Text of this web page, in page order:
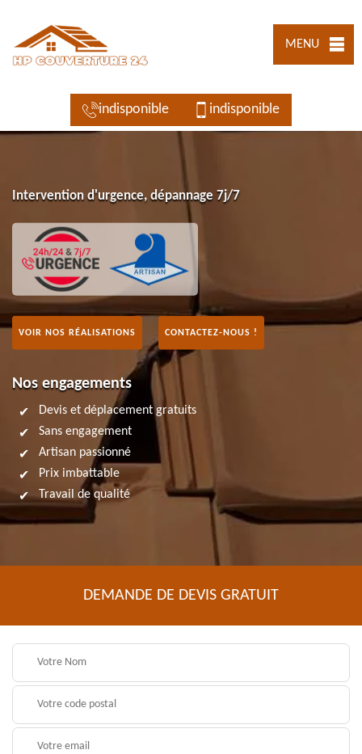
MENU
indisponible indisponible
Intervention d'urgence, dépannage 7j/7
VOIR NOS RÉALISATIONS CONTACTEZ-NOUS !
Nos engagements
Devis et déplacement gratuits
Sans engagement
Artisan passionné
Prix imbattable
Travail de qualité
DEMANDE DE DEVIS GRATUIT